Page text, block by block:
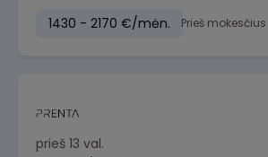
1430 - 2170 €/mėn. Prieš mokesčius
prieš 13 val.